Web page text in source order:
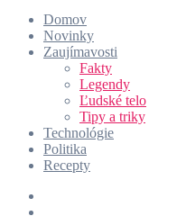
Domov
Novinky
Zaujímavosti
Fakty
Legendy
Ľudské telo
Tipy a triky
Technológie
Politika
Recepty